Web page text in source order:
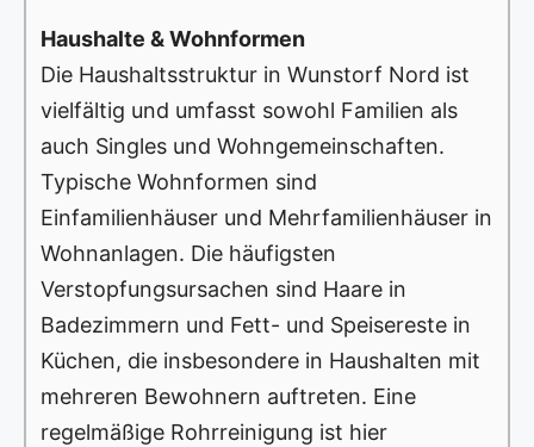
Haushalte & Wohnformen
Die Haushaltsstruktur in Wunstorf Nord ist
vielfältig und umfasst sowohl Familien als
auch Singles und Wohngemeinschaften.
Typische Wohnformen sind
Einfamilienhäuser und Mehrfamilienhäuser in
Wohnanlagen. Die häufigsten
Verstopfungsursachen sind Haare in
Badezimmern und Fett- und Speisereste in
Küchen, die insbesondere in Haushalten mit
mehreren Bewohnern auftreten. Eine
regelmäßige Rohrreinigung ist hier